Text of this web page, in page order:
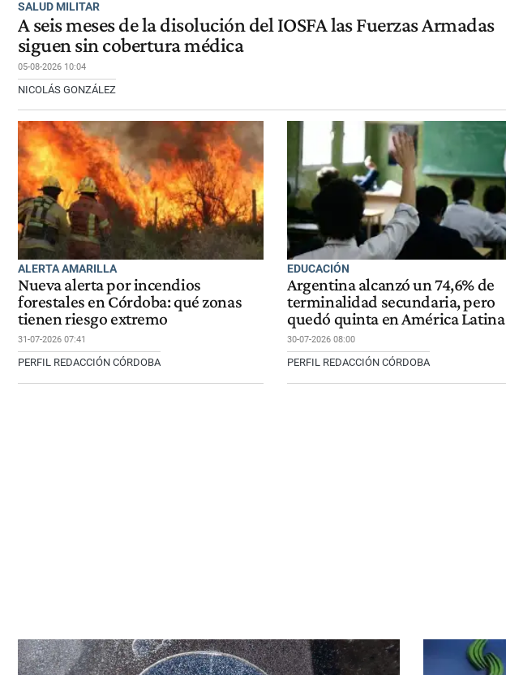
SALUD MILITAR
A seis meses de la disolución del IOSFA las Fuerzas Armadas
siguen sin cobertura médica
05-08-2026 10:04
NICOLÁS GONZÁLEZ
ALERTA AMARILLA
Nueva alerta por incendios
forestales en Córdoba: qué zonas
tienen riesgo extremo
31-07-2026 07:41
PERFIL REDACCIÓN CÓRDOBA
EDUCACIÓN
Argentina alcanzó un 74,6% de
terminalidad secundaria, pero
quedó quinta en América Latina
30-07-2026 08:00
PERFIL REDACCIÓN CÓRDOBA